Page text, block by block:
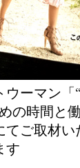
ウーマン
の時間と
てご取材
す